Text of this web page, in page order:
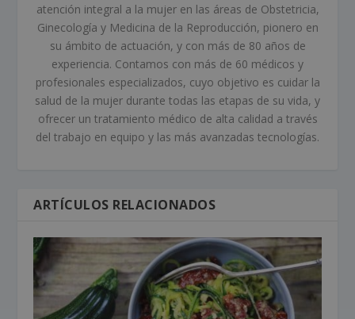
atención integral a la mujer en las áreas de Obstetricia,
Ginecología y Medicina de la Reproducción, pionero en
su ámbito de actuación, y con más de 80 años de
experiencia. Contamos con más de 60 médicos y
profesionales especializados, cuyo objetivo es cuidar la
salud de la mujer durante todas las etapas de su vida, y
ofrecer un tratamiento médico de alta calidad a través
del trabajo en equipo y las más avanzadas tecnologías.
ARTÍCULOS RELACIONADOS